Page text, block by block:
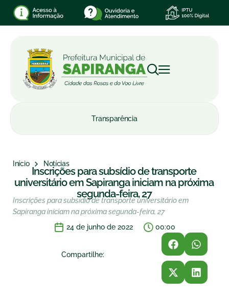
Transparência
Início Notícias
Inscrições para subsídio de transporte
universitário em Sapiranga iniciam na próxima
segunda-feira, 27
Inscrições para subsídio de transporte universitário em
Sapiranga iniciam na próxima segunda-feira, 27
24 de junho de 2022
00:00
Compartilhe: